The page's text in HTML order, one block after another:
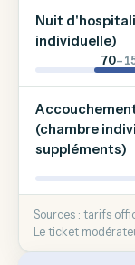
Nuit
individuelle)
70
(chambre
suppléments)
Sources : tarifs
Le ticket